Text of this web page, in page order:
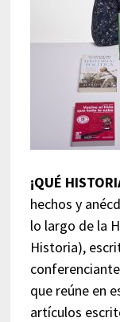
¡QUÉ
hechos y
lo largo de la
Historia),
que reúne en
artículos